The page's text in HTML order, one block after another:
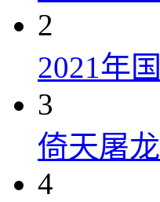
2
2021年
3
倚天屠
4